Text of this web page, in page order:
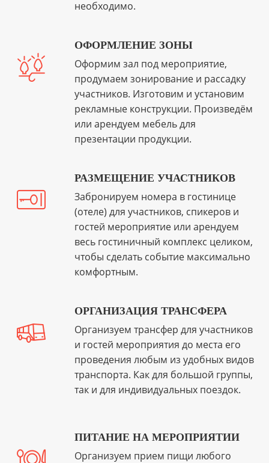
необходимо.
ОФОРМЛЕНИЕ ЗОНЫ
Оформим зал под мероприятие,
продумаем зонирование и рассадку
участников. Изготовим и установим
рекламные конструкции. Произведём
или арендуем мебель для
презентации продукции.
РАЗМЕЩЕНИЕ УЧАСТНИКОВ
Забронируем номера в гостинице
(отеле) для участников, спикеров и
гостей мероприятие или арендуем
весь гостиничный комплекс целиком,
чтобы сделать событие максимально
комфортным.
ОРГАНИЗАЦИЯ ТРАНСФЕРА
Организуем трансфер для участников
и гостей мероприятия до места его
проведения любым из удобных видов
транспорта. Как для большой группы,
так и для индивидуальных поездок.
ПИТАНИЕ НА МЕРОПРИЯТИИ
Организуем прием пищи любого